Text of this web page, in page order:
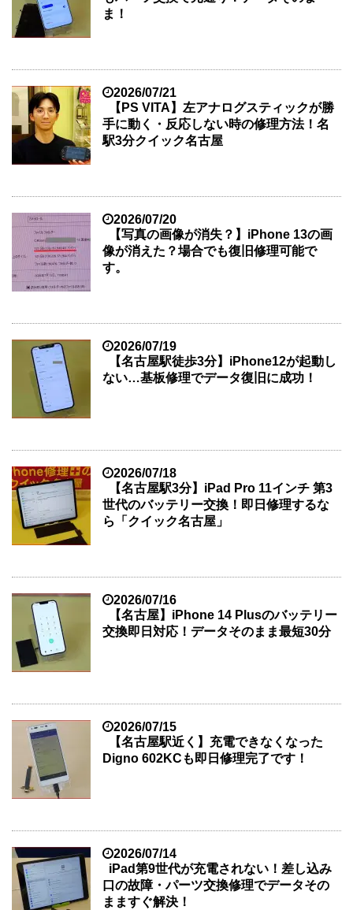
ま！
2026/07/21
【PS VITA】左アナログスティックが勝
手に動く・反応しない時の修理方法！名
駅3分クイック名古屋
2026/07/20
【写真の画像が消失？】iPhone 13の画
像が消えた？場合でも復旧修理可能で
す。
2026/07/19
【名古屋駅徒歩3分】iPhone12が起動し
ない…基板修理でデータ復旧に成功！
2026/07/18
【名古屋駅3分】iPad Pro 11インチ 第3
世代のバッテリー交換！即日修理するな
ら「クイック名古屋」
2026/07/16
【名古屋】iPhone 14 Plusのバッテリー
交換即日対応！データそのまま最短30分
2026/07/15
【名古屋駅近く】充電できなくなった
Digno 602KCも即日修理完了です！
2026/07/14
iPad第9世代が充電されない！差し込み
口の故障・パーツ交換修理でデータその
まますぐ解決！